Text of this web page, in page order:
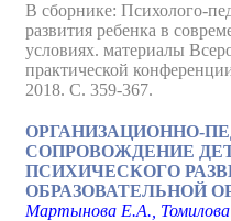
В сборнике: Психолого-
развития ребенка в
условиях. материалы
практической
2018. С. 359-367.
ОРГАНИЗАЦИОННО-
СОПРОВОЖДЕНИЕ
ПСИХИЧЕСКОГО
ОБРАЗОВАТЕЛЬНОЙ
Мартынова Е.А.,